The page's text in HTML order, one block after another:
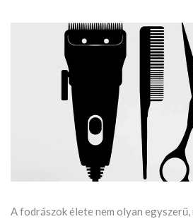
A fodrászok élete nem olyan